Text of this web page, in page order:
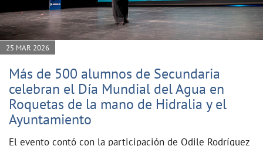
25 MAR 2026
Más de 500 alumnos de Secundaria
celebran el Día Mundial del Agua en
Roquetas de la mano de Hidralia y el
Ayuntamiento
El evento contó con la participación de Odile Rodríguez